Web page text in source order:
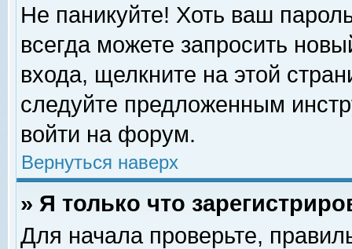
Не паникуйте! Хоть ваш
всегда можете запросить
входа, щелкните на этой
следуйте предложенным
войти на форум.
Вернуться наверх
» Я только что
Для начала проверьте,